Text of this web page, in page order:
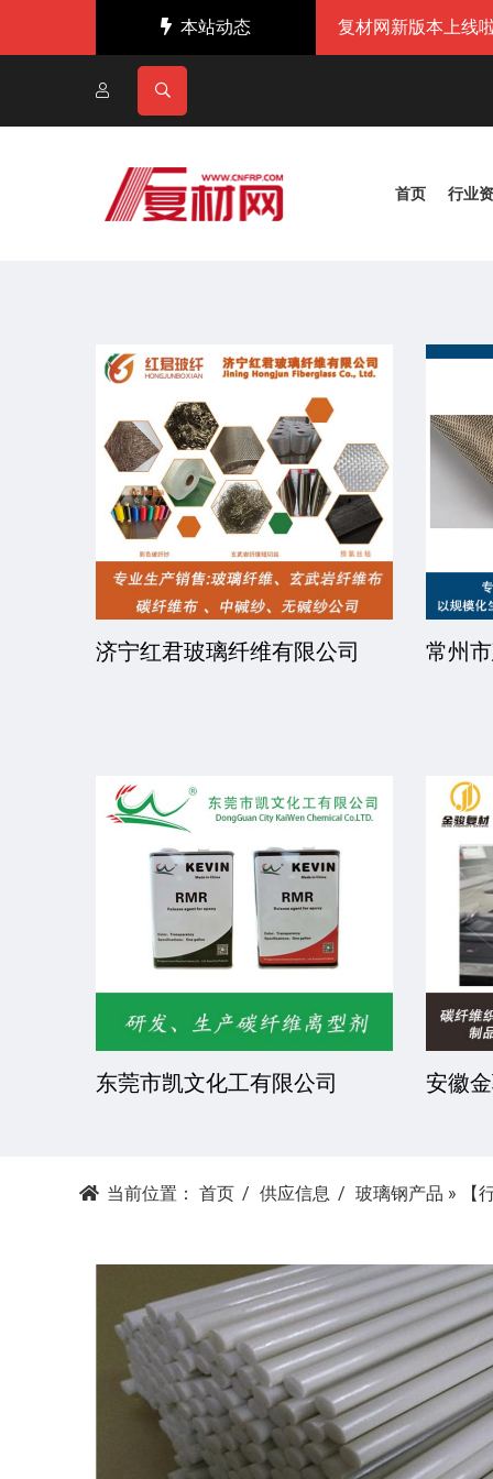
本站动态 复材网新版本上线
首页 行业
江西省新华能科技发展有限公
陕西
常州市宇荣化工有限公司
江苏
当前位置： 首页 供应信息 玻璃钢产品 » 【